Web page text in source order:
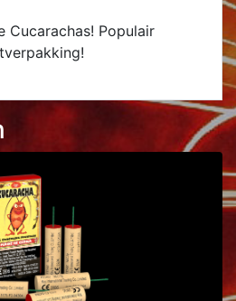
Cucarachas! Populair